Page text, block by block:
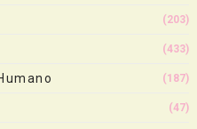
(203)
(433)
(187)
(47)